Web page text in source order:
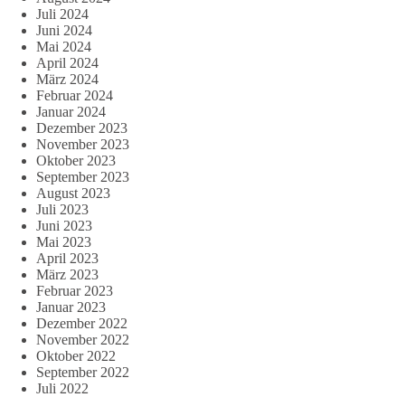
Juli 2024
Juni 2024
Mai 2024
April 2024
März 2024
Februar 2024
Januar 2024
Dezember 2023
November 2023
Oktober 2023
September 2023
August 2023
Juli 2023
Juni 2023
Mai 2023
April 2023
März 2023
Februar 2023
Januar 2023
Dezember 2022
November 2022
Oktober 2022
September 2022
Juli 2022